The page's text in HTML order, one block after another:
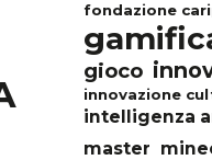
fondazione
gioco
innovazione
intelligenza
master